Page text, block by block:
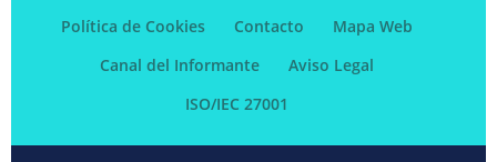
Política de Cookies
Contacto
Mapa Web
Canal del Informante
Aviso Legal
ISO/IEC 27001